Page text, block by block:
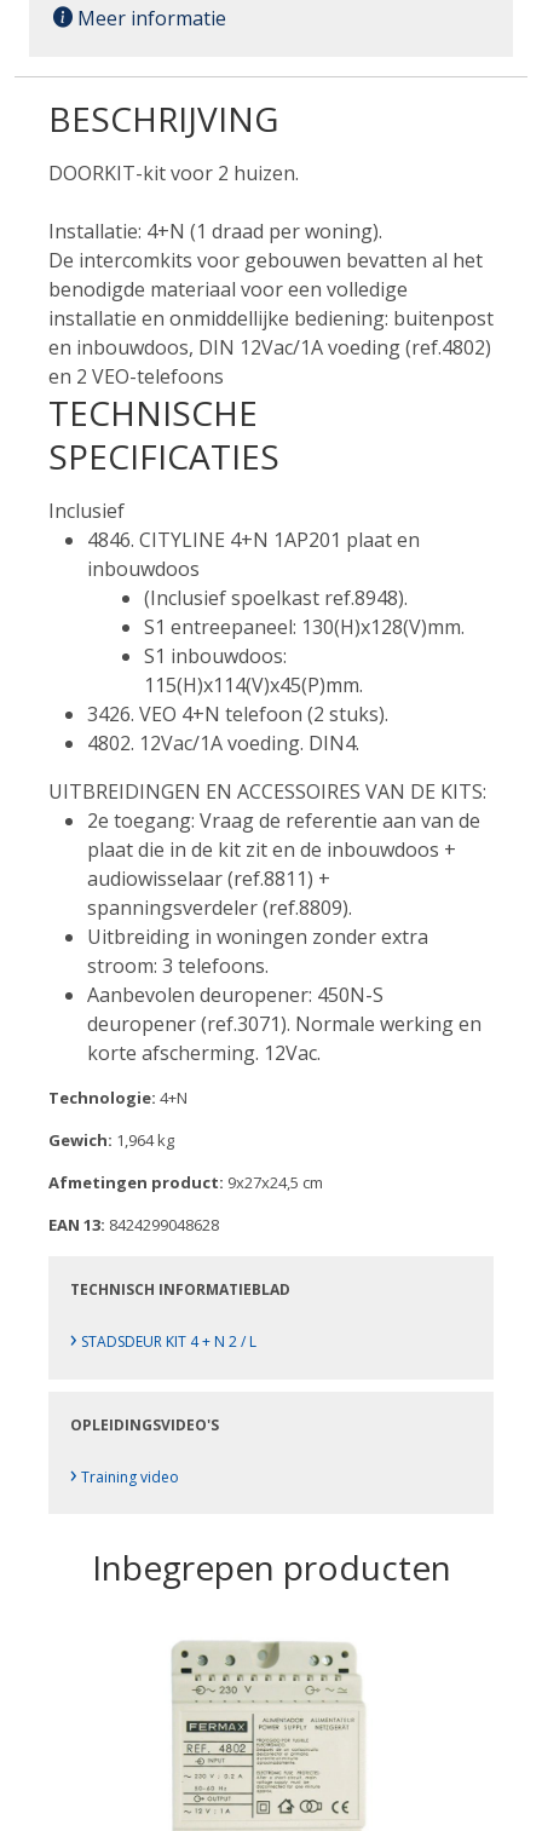
Meer informatie
BESCHRIJVING
DOORKIT-kit voor 2 huizen.
Installatie: 4+N (1 draad per woning).
De intercomkits voor gebouwen bevatten al het
benodigde materiaal voor een volledige
installatie en onmiddellijke bediening: buitenpost
en inbouwdoos, DIN 12Vac/1A voeding (ref.4802)
en 2 VEO-telefoons
TECHNISCHE
SPECIFICATIES
Inclusief
4846. CITYLINE 4+N 1AP201 plaat en
inbouwdoos
(Inclusief spoelkast ref.8948).
S1 entreepaneel: 130(H)x128(V)mm.
S1 inbouwdoos:
115(H)x114(V)x45(P)mm.
3426. VEO 4+N telefoon (2 stuks).
4802. 12Vac/1A voeding. DIN4.
UITBREIDINGEN EN ACCESSOIRES VAN DE KITS:
2e toegang: Vraag de referentie aan van de
plaat die in de kit zit en de inbouwdoos +
audiowisselaar (ref.8811) +
spanningsverdeler (ref.8809).
Uitbreiding in woningen zonder extra
stroom: 3 telefoons.
Aanbevolen deuropener: 450N-S
deuropener (ref.3071). Normale werking en
korte afscherming. 12Vac.
Technologie: 4+N
Gewich: 1,964 kg
Afmetingen product: 9x27x24,5 cm
EAN 13: 8424299048628
TECHNISCH INFORMATIEBLAD
› STADSDEUR KIT 4 + N 2 / L
OPLEIDINGSVIDEO'S
› Training video
Inbegrepen producten